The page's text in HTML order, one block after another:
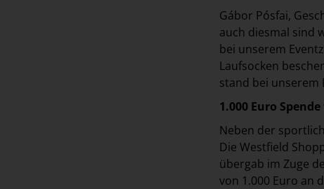
Gábor Pósfai,
auch diesmal sind
bei unserem
Laufsocken
stand bei unserem
1.000 Euro
Neben der
Die Westfield
übergab im Zuge
von 1.000 Euro an